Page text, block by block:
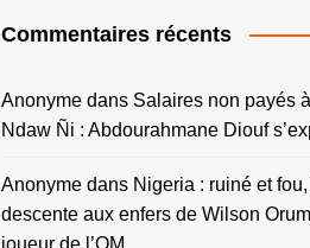
Commentaires récents
Anonyme dans Salaires non payés
Ndaw Ñi : Abdourahmane Diouf
Anonyme dans Nigeria : ruiné et
descente aux enfers de Wilson
joueur de l’OM